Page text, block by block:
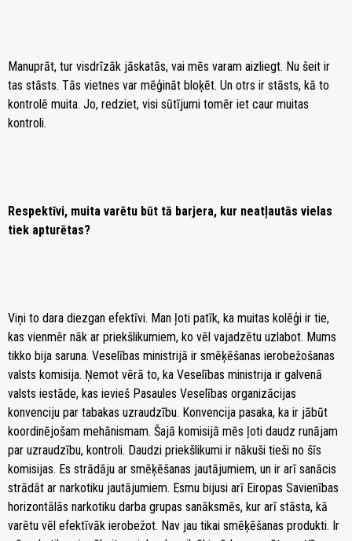
Manuprāt, tur visdrīzāk jāskatās, vai mēs varam aizliegt. Nu šeit ir
tas stāsts. Tās vietnes var mēģināt bloķēt. Un otrs ir stāsts, kā to
kontrolē muita. Jo, redziet, visi sūtījumi tomēr iet caur muitas
kontroli.
Respektīvi, muita varētu būt tā barjera, kur neatļautās vielas
tiek apturētas?
Viņi to dara diezgan efektīvi. Man ļoti patīk, ka muitas kolēģi ir tie,
kas vienmēr nāk ar priekšlikumiem, ko vēl vajadzētu uzlabot. Mums
tikko bija saruna. Veselības ministrijā ir smēķēšanas ierobežošanas
valsts komisija. Ņemot vērā to, ka Veselības ministrija ir galvenā
valsts iestāde, kas ievieš Pasaules Veselības organizācijas
konvenciju par tabakas uzraudzību. Konvencija pasaka, ka ir jābūt
koordinējošam mehānismam. Šajā komisijā mēs ļoti daudz runājam
par uzraudzību, kontroli. Daudzi priekšlikumi ir nākuši tieši no šīs
komisijas. Es strādāju ar smēķēšanas jautājumiem, un ir arī sanācis
strādāt ar narkotiku jautājumiem. Esmu bijusi arī Eiropas Savienības
horizontālās narkotiku darba grupas sanāksmēs, kur arī stāsta, kā
varētu vēl efektīvāk ierobežot. Nav jau tikai smēķēšanas produkti. Ir